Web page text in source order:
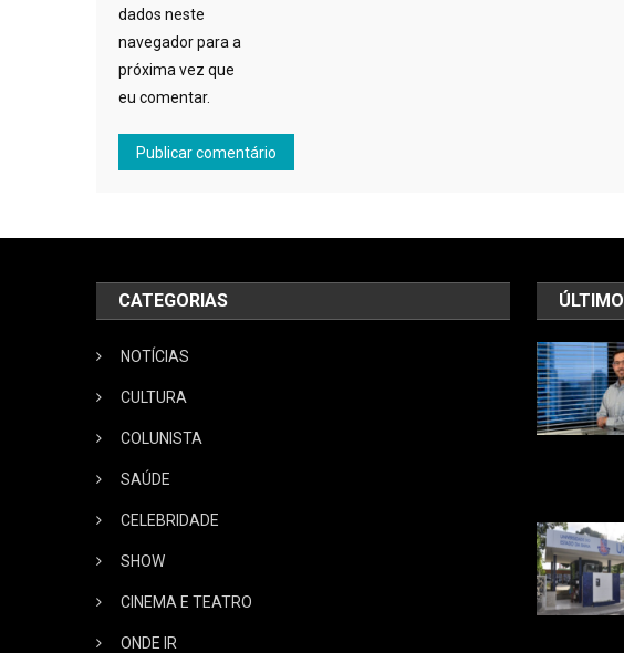
dados neste
navegador para a
próxima vez que
eu comentar.
CATEGORIAS
NOTÍCIAS
CULTURA
COLUNISTA
SAÚDE
CELEBRIDADE
SHOW
CINEMA E TEATRO
ONDE IR